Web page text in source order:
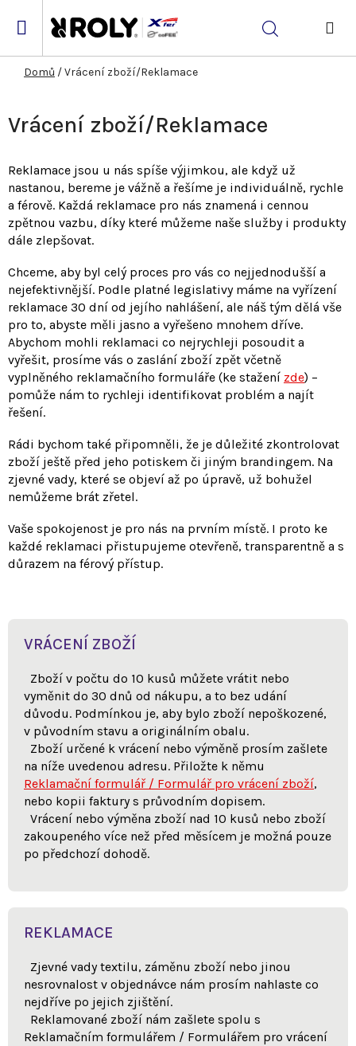
Hledat
Domů /Vrácení zboží/Reklamace
Vrácení zboží/Reklamace
Reklamace jsou u nás spíše výjimkou, ale když už
nastanou, bereme je vážně a řešíme je individuálně, rychle
a férově. Každá reklamace pro nás znamená i cennou
zpětnou vazbu, díky které můžeme naše služby i produkty
dále zlepšovat.
Chceme, aby byl celý proces pro vás co nejjednodušší a
nejefektivnější. Podle platné legislativy máme na vyřízení
reklamace 30 dní od jejího nahlášení, ale náš tým dělá vše
pro to, abyste měli jasno a vyřešeno mnohem dříve.
Abychom mohli reklamaci co nejrychleji posoudit a
vyřešit, prosíme vás o zaslání zboží zpět včetně
vyplněného reklamačního formuláře (ke stažení zde) –
pomůže nám to rychleji identifikovat problém a najít
řešení.
Rádi bychom také připomněli, že je důležité zkontrolovat
zboží ještě před jeho potiskem či jiným brandingem. Na
zjevné vady, které se objeví až po úpravě, už bohužel
nemůžeme brát zřetel.
Vaše spokojenost je pro nás na prvním místě. I proto ke
každé reklamaci přistupujeme otevřeně, transparentně a s
důrazem na férový přístup.
VRÁCENÍ ZBOŽÍ
Zboží v počtu do 10 kusů můžete vrátit nebo
vyměnit do 30 dnů od nákupu, a to bez udání
důvodu. Podmínkou je, aby bylo zboží nepoškozené,
v původním stavu a originálním obalu.
Zboží určené k vrácení nebo výměně prosím zašlete
na níže uvedenou adresu. Přiložte k němu
Reklamační formulář / Formulář pro vrácení zboží,
nebo kopii faktury s průvodním dopisem.
Vrácení nebo výměna zboží nad 10 kusů nebo zboží
zakoupeného více než před měsícem je možná pouze
po předchozí dohodě.
REKLAMACE
Zjevné vady textilu, záměnu zboží nebo jinou
nesrovnalost v objednávce nám prosím nahlaste co
nejdříve po jejich zjištění.
Reklamované zboží nám zašlete spolu s
Reklamačním formulářem / Formulářem pro vrácení